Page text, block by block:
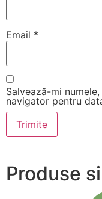
Email *
Salvează-mi
navigator pentru
Produse